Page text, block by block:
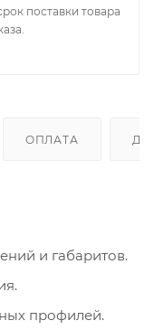
поставки товара
ОПЛАТА
и габаритов.
профилей.